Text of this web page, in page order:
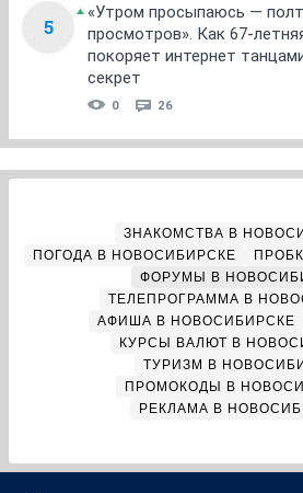
5
«Утром просыпаюсь —
просмотров». Как 67-
покоряет интернет
секрет
0 26
ЗНАКОМСТВА В
ПОГОДА В НОВОСИБИРСКЕ
ФОРУМЫ В
ТЕЛЕПРОГРАММА В
АФИША В НОВОСИБИРСКЕ
КУРСЫ ВАЛЮТ В
ТУРИЗМ В
ПРОМОКОДЫ В
РЕКЛАМА В